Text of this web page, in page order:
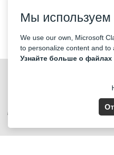
Merkez Mahallesi Abide-i
Мы
We use our own, Microsoft
to personalize content and to
Узнайте больше о файлах